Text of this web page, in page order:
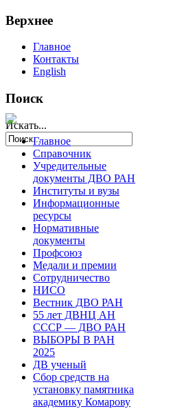
Верхнее
Главное
Контакты
English
Поиск
Искать...
Главное
Справочник
Учредительные
документы ДВО РАН
Институты и вузы
Информационные
ресурсы
Нормативные
документы
Профсоюз
Медали и премии
Сотрудничество
НИСО
Вестник ДВО РАН
55 лет ДВНЦ АН
СССР — ДВО РАН
ВЫБОРЫ В РАН
2025
ДВ ученый
Сбор средств на
установку памятника
академику Комарову